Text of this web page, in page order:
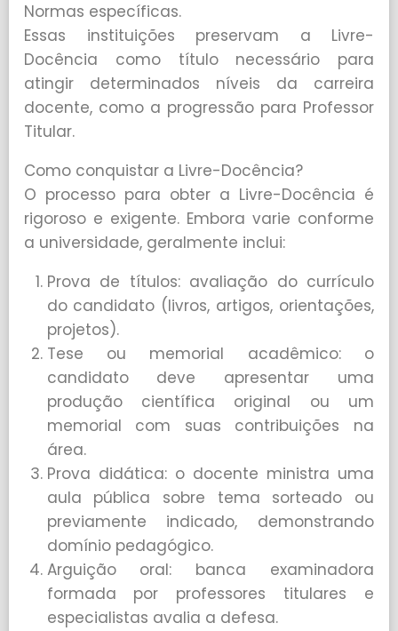
Normas específicas.
Essas instituições preservam a Livre-
Docência como título necessário para
atingir determinados níveis da carreira
docente, como a progressão para Professor
Titular.
Como conquistar a Livre-Docência?
O processo para obter a Livre-Docência é
rigoroso e exigente. Embora varie conforme
a universidade, geralmente inclui:
Prova de títulos: avaliação do currículo
do candidato (livros, artigos, orientações,
projetos).
Tese ou memorial acadêmico: o
candidato deve apresentar uma
produção científica original ou um
memorial com suas contribuições na
área.
Prova didática: o docente ministra uma
aula pública sobre tema sorteado ou
previamente indicado, demonstrando
domínio pedagógico.
Arguição oral: banca examinadora
formada por professores titulares e
especialistas avalia a defesa.